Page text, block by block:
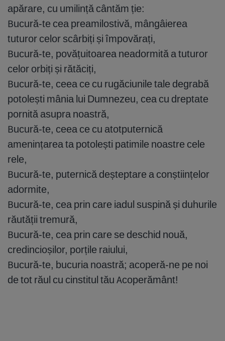
apărare, cu umilință cântăm ție:
Bucură-te cea preamilostivă, mângâierea
tuturor celor scârbiți și împovărați,
Bucură-te, povățuitoarea neadormită a tuturor
celor orbiți și rătăciți,
Bucură-te, ceea ce cu rugăciunile tale degrabă
potolești mânia lui Dumnezeu, cea cu dreptate
pornită asupra noastră,
Bucură-te, ceea ce cu atotputernică
amenințarea ta potolești patimile noastre cele
rele,
Bucură-te, puternică deșteptare a conștiințelor
adormite,
Bucură-te, cea prin care iadul suspină și duhurile
răutății tremură,
Bucură-te, cea prin care se deschid nouă,
credincioșilor, porțile raiului,
Bucură-te, bucuria noastră; acoperă-ne pe noi
de tot răul cu cinstitul tău Acoperământ!